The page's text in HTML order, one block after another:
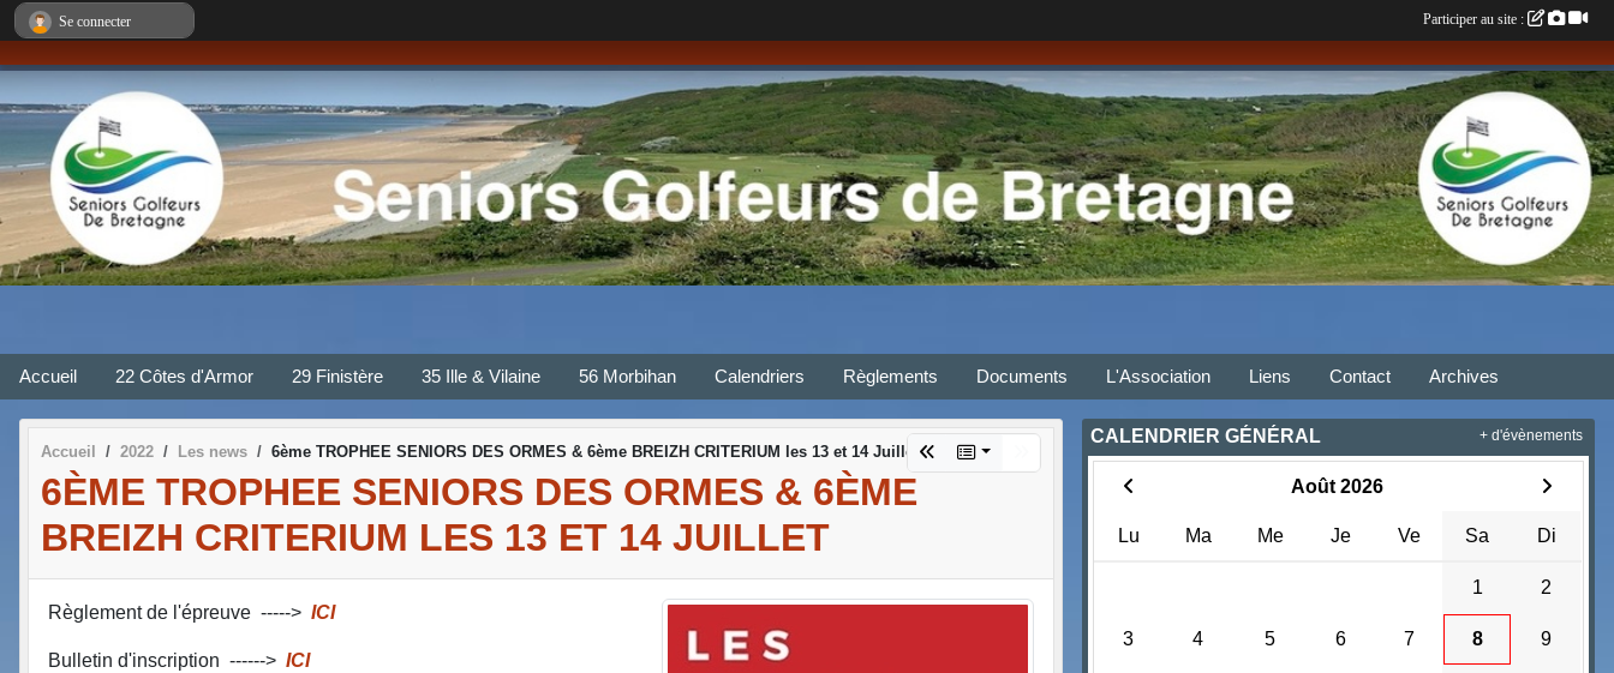
Accueil 22 Côtes d'Armor 29 Finistère 35 Ille & Vilaine 56 Morbihan Calendriers Règlements Documents L'Association Liens Contact Archives
Accueil 2022 Les news 6ème TROPHEE SENIORS DES ORMES & 6ème BREIZH CRITERIUM les 13 et 14 Juillet
6ÈME TROPHEE SENIORS DES ORMES & 6ÈME
BREIZH CRITERIUM LES 13 ET 14 JUILLET
Règlement de l'épreuve -----> ICI
Bulletin d'inscription ------> ICI
CALENDRIER GÉNÉRAL
Août 2026
Lu Ma Me Je Ve Sa Di
1 2
3 4 5 6 7 8 9
+ d'évènements
Se connecter Participer au site :
Panneau de gestion des cookies